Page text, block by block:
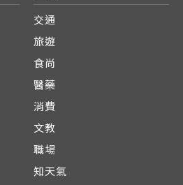
交通
旅遊
食尚
醫藥
消費
文教
職場
知天氣